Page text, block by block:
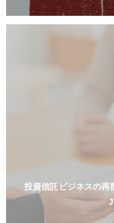
投資信託ビジネスの再